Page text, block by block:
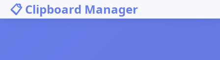
📋 Clipboard Manager